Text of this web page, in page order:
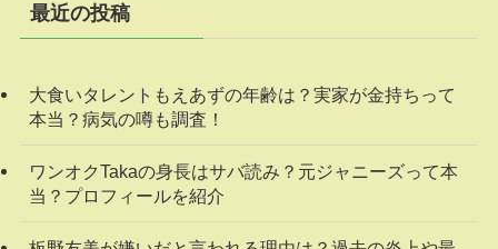
最近の投稿
大食いタレントもえあずの年齢は？実家が金持ちって
本当？病気の噂も調査！
ワンオクTakaの身長はサバ読み？元ジャニーズって本
当？プロフィールを紹介